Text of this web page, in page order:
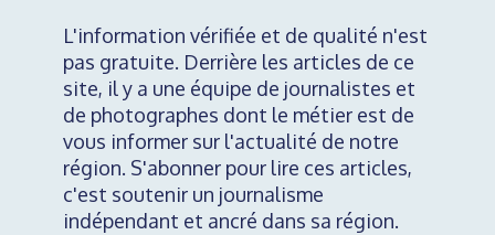
L'information vérifiée et de qualité n'est
pas gratuite. Derrière les articles de ce
site, il y a une équipe de journalistes et
de photographes dont le métier est de
vous informer sur l'actualité de notre
région. S'abonner pour lire ces articles,
c'est soutenir un journalisme
indépendant et ancré dans sa région.